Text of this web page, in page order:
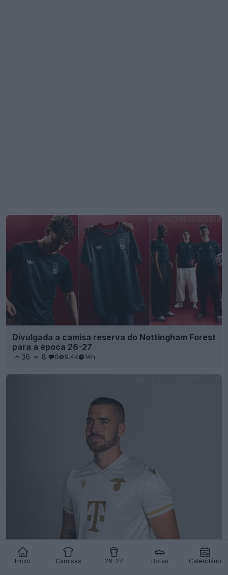
Início Camisas 26-27 Botas Calendário
Divulgada a camisa reserva do Nottingham Forest
para a época 26-27
36 8 0 9.4K 14h